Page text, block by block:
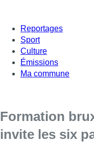
Reportages
Sport
Culture
Émissions
Ma commune
Formation
invite les six